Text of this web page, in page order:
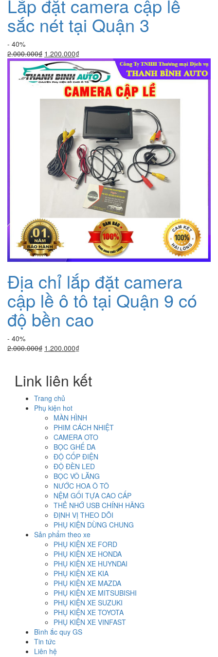
Lắp đặt camera cập lề
sắc nét tại Quận 3
- 40%
2.000.000₫ Giá
gốc
là:
2.000.000₫.
1.200.000₫Giá
hiện
tại
là:
1.200.000₫.
Địa chỉ lắp đặt camera
cập lề ô tô tại Quận 9 có
độ bền cao
- 40%
2.000.000₫ Giá
2.000.000₫.
1.200.000₫Giá
là:
1.200.000₫.
Link liên kết
Trang chủ
Phụ kiện hot
MÀN HÌNH
PHIM CÁCH NHIỆT
CAMERA OTO
BỌC GHẾ DA
ĐỘ CỐP ĐIỆN
ĐỘ ĐÈN LED
BỌC VÔ LĂNG
NƯỚC HOA Ô TÔ
NỆM GỐI TỰA CAO CẤP
THẺ NHỚ USB CHÍNH HÃNG
ĐỊNH VỊ THEO DÕI
PHỤ KIỆN DÙNG CHUNG
Sản phẩm theo xe
PHỤ KIỆN XE FORD
PHỤ KIỆN XE HONDA
PHỤ KIỆN XE HUYNDAI
PHỤ KIỆN XE KIA
PHỤ KIỆN XE MAZDA
PHỤ KIỆN XE MITSUBISHI
PHỤ KIỆN XE SUZUKI
PHỤ KIỆN XE TOYOTA
PHỤ KIỆN XE VINFAST
Bình ắc quy GS
Tin tức
Liên hệ